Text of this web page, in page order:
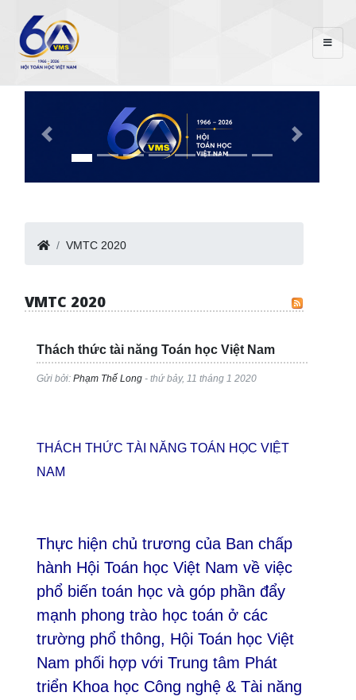
VMTC 2020
VMTC 2020
Thách thức tài năng Toán học Việt Nam
Gửi bởi:Phạm Thế Long - thứ bảy, 11 tháng 1 2020
THÁCH THỨC TÀI NĂNG TOÁN HỌC VIỆT
NAM
Thực hiện chủ trương của Ban chấp
hành Hội Toán học Việt Nam về việc
phổ biến toán học và góp phần đẩy
mạnh phong trào học toán ở các
trường phổ thông, Hội Toán học Việt
Nam phối hợp với Trung tâm Phát
triển Khoa học Công nghệ & Tài năng